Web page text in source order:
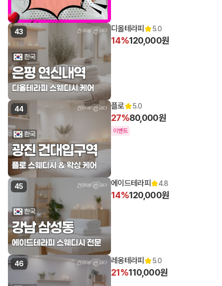
43 디올테라피 5.0
14%120,000원
44 플로 5.0
27%80,000원
이벤트
45 에이드테라피 4.8
14%120,000원
46 레옹테라피 5.0
21%110,000원